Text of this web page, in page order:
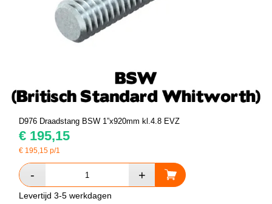
D976 Draadstang BSW 1”x920mm kl.4.8 EVZ
€ 195,15
€ 195,15 p/1
Levertijd 3-5 werkdagen